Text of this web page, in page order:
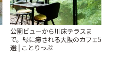
公園ビューから川床テラスま
で。緑に癒される大阪のカフェ5
選 | ことりっぷ